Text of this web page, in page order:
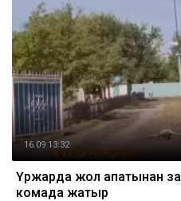
16.09 13:32
Үржарда жол апатынан
комада жатыр